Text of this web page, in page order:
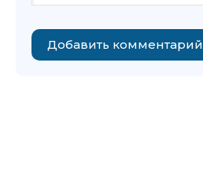
Добавить комментарий